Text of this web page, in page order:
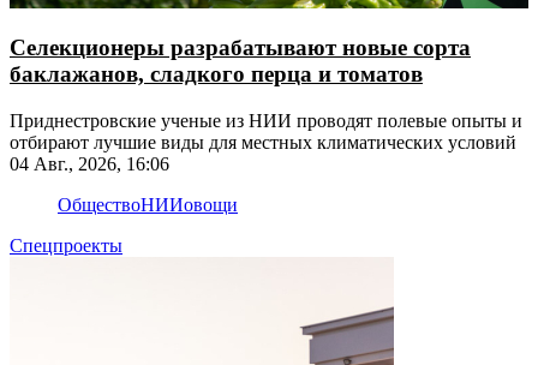
Селекционеры разрабатывают новые сорта
баклажанов, сладкого перца и томатов
Приднестровские ученые из НИИ проводят полевые опыты и
отбирают лучшие виды для местных климатических условий
04 Авг., 2026, 16:06
ОбществоНИИовощи
Спецпроекты